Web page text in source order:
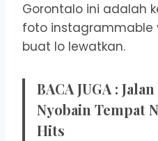
Gorontalo ini adalah
foto
buat lo lewatkan.
BACA JUGA :
Nyobain Tempat
Hits